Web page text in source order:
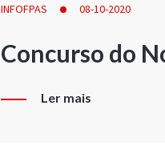
INFOFPAS 08-10-2020
Concurso do
Ler mais